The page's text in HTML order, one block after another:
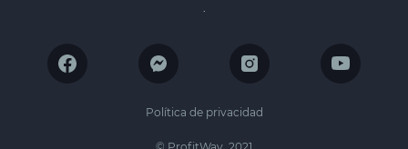
.
Política de privacidad